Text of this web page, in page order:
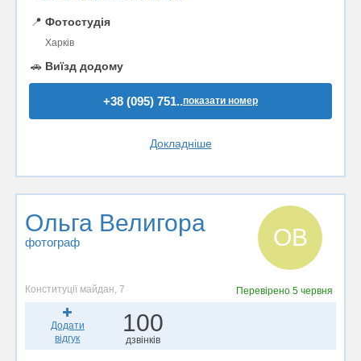
📍 Фотостудія
Харків
🚗 Виїзд додому
+38 (095) 751..показати номер
Докладніше
Ольга Велигора
фотограф ОВ
Конституції майдан, 7 Перевірено 5 червня
Додати
відгук
100
дзвінків